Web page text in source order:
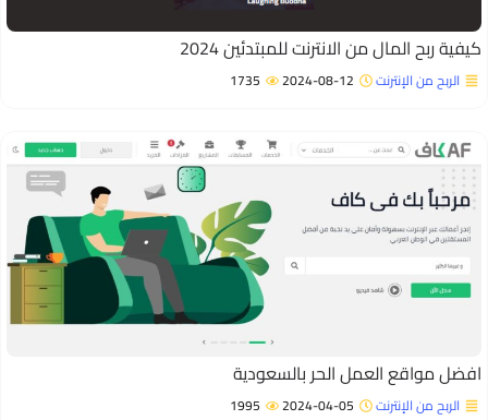
ربح المال من الانترنت للمبتدئين 2024
الربح من الإنترنت 2024-08-12
1735
مواقع العمل الحر بالسعودية
الربح من الإنترنت 2024-04-05
1995